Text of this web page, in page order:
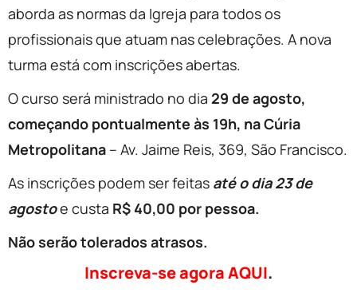
aborda as normas da Igreja para todos os
profissionais que atuam nas celebrações. A nova
turma está com inscrições abertas.
O curso será ministrado no dia 29 de agosto,
começando pontualmente às 19h, na Cúria
Metropolitana – Av. Jaime Reis, 369, São Francisco.
As inscrições podem ser feitas até o dia23 de
agostoe custa R$ 40,00 por pessoa.
Não serão tolerados atrasos.
Inscreva-se agora AQUI.